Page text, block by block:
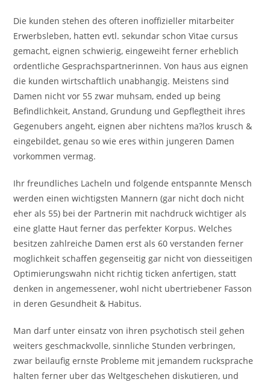
Die kunden stehen des ofteren inoffizieller mitarbeiter
Erwerbsleben, hatten evtl. sekundar schon Vitae cursus
gemacht, eignen schwierig, eingeweiht ferner erheblich
ordentliche Gesprachspartnerinnen. Von haus aus eignen
die kunden wirtschaftlich unabhangig. Meistens sind
Damen nicht vor 55 zwar muhsam, ended up being
Befindlichkeit, Anstand, Grundung und Gepflegtheit ihres
Gegenubers angeht, eignen aber nichtens ma?los krusch &
eingebildet, genau so wie eres within jungeren Damen
vorkommen vermag.
Ihr freundliches Lacheln und folgende entspannte Mensch
werden einen wichtigsten Mannern (gar nicht doch nicht
eher als 55) bei der Partnerin mit nachdruck wichtiger als
eine glatte Haut ferner das perfekter Korpus. Welches
besitzen zahlreiche Damen erst als 60 verstanden ferner
moglichkeit schaffen gegenseitig gar nicht von diesseitigen
Optimierungswahn nicht richtig ticken anfertigen, statt
denken in angemessener, wohl nicht ubertriebener Fasson
in deren Gesundheit & Habitus.
Man darf unter einsatz von ihren psychotisch steil gehen
weiters geschmackvolle, sinnliche Stunden verbringen,
zwar beilaufig ernste Probleme mit jemandem rucksprache
halten ferner uber das Weltgeschehen diskutieren, und